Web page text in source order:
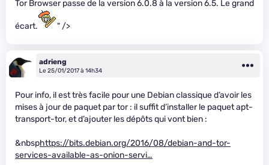
Tor Browser passe de la version 6.0.8 à la version 6.5. Le grand
écart. " />
adrieng
Le 25/01/2017 à 14h34
Pour info, il est très facile pour une Debian classique d’avoir les
mises à jour de paquet par tor : il suffit d’installer le paquet apt-
transport-tor, et d’ajouter les dépôts qui vont bien :
&nbsphttps://bits.debian.org/2016/08/debian-and-tor-
services-available-as-onion-servi…